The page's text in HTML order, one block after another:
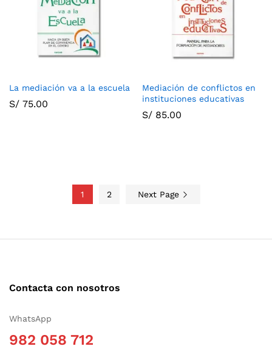
La mediación va a la escuela
S/ 75.00
Mediación de conflictos en
instituciones educativas
S/ 85.00
1 2 Next Page
Contacta con nosotros
WhatsApp
982 058 712